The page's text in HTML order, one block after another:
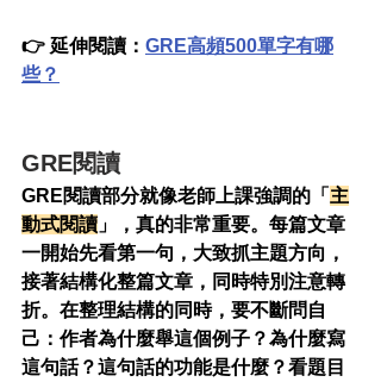
👉 延伸閱讀： GRE高頻500單字有哪
些？
GRE閱讀
GRE閱讀部分就像老師上課強調的「 主
動式閱讀 」，真的非常重要。每篇文章
一開始先看第一句，大致抓主題方向，
接著結構化整篇文章，同時特別注意轉
折。在整理結構的同時，要不斷問自
己：作者為什麼舉這個例子？為什麼寫
這句話？這句話的功能是什麼？看題目